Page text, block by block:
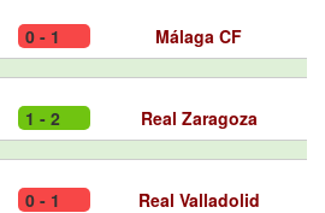
0 - 1 Málaga CF
1 - 2 Real Zaragoza
0 - 1 Real Valladolid